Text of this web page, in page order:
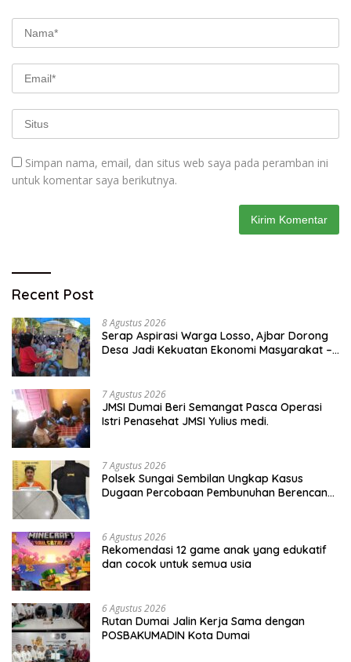
Simpan nama, email, dan situs web saya pada peramban ini
untuk komentar saya berikutnya.
Recent Post
8 Agustus 2026
Serap Aspirasi Warga Losso, Ajbar Dorong
Desa Jadi Kekuatan Ekonomi Masyarakat –
7 Agustus 2026
JMSI Dumai Beri Semangat Pasca Operasi
Istri Penasehat JMSI Yulius medi.
7 Agustus 2026
Polsek Sungai Sembilan Ungkap Kasus
Dugaan Percobaan Pembunuhan Berencana,
6 Agustus 2026
Rekomendasi 12 game anak yang edukatif
dan cocok untuk semua usia
6 Agustus 2026
Rutan Dumai Jalin Kerja Sama dengan
POSBAKUMADIN Kota Dumai